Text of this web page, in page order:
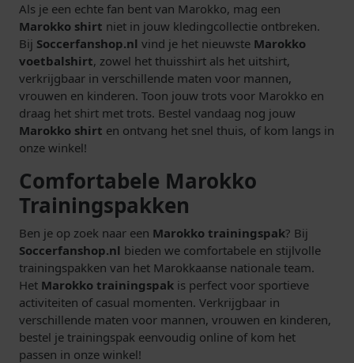
Als je een echte fan bent van Marokko, mag een
Marokko shirt niet in jouw kledingcollectie ontbreken.
Bij Soccerfanshop.nl vind je het nieuwste Marokko
voetbalshirt, zowel het thuisshirt als het uitshirt,
verkrijgbaar in verschillende maten voor mannen,
vrouwen en kinderen. Toon jouw trots voor Marokko en
draag het shirt met trots. Bestel vandaag nog jouw
Marokko shirt en ontvang het snel thuis, of kom langs in
onze winkel!
Comfortabele Marokko
Trainingspakken
Ben je op zoek naar een Marokko trainingspak? Bij
Soccerfanshop.nl bieden we comfortabele en stijlvolle
trainingspakken van het Marokkaanse nationale team.
Het Marokko trainingspak is perfect voor sportieve
activiteiten of casual momenten. Verkrijgbaar in
verschillende maten voor mannen, vrouwen en kinderen,
bestel je trainingspak eenvoudig online of kom het
passen in onze winkel!